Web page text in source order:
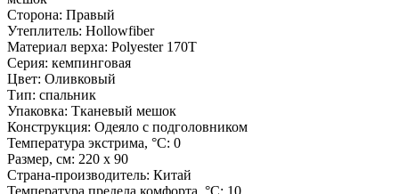
Сторона: Правый
Утеплитель: Hollowfiber
Материал верха: Polyester 170Т
Серия: кемпинговая
Цвет: Оливковый
Тип: спальник
Упаковка: Тканевый мешок
Конструкция: Одеяло с подголовником
Температура экстрима, °С: 0
Размер, см: 220 х 90
Страна-производитель: Китай
Температура предела комфорта, °С: 10